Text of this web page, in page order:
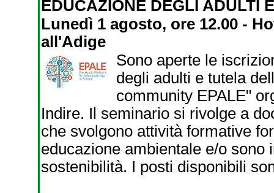
EDUCAZIONE DEGLI ADULTI
Lunedì 1 agosto, ore 12.00 -
all'Adige
Sono aperte le
degli adulti e tutela
community EPALE"
Indire. Il seminario si rivolge a
che svolgono attività formative
educazione ambientale e/o
sostenibilità. I posti disponibili